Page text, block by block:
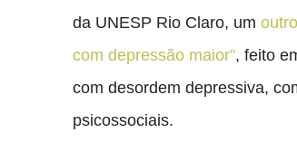
da UNESP Rio Claro, um
com depressão maior”, feito
com desordem depressiva,
psicossociais.